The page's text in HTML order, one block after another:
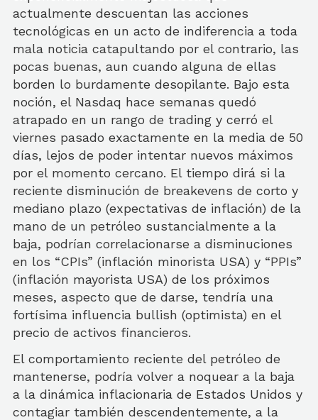
actualmente descuentan las acciones
tecnológicas en un acto de indiferencia a toda
mala noticia catapultando por el contrario, las
pocas buenas, aun cuando alguna de ellas
borden lo burdamente desopilante. Bajo esta
noción, el Nasdaq hace semanas quedó
atrapado en un rango de trading y cerró el
viernes pasado exactamente en la media de 50
días, lejos de poder intentar nuevos máximos
por el momento cercano. El tiempo dirá si la
reciente disminución de breakevens de corto y
mediano plazo (expectativas de inflación) de la
mano de un petróleo sustancialmente a la
baja, podrían correlacionarse a disminuciones
en los “CPIs” (inflación minorista USA) y “PPIs”
(inflación mayorista USA) de los próximos
meses, aspecto que de darse, tendría una
fortísima influencia bullish (optimista) en el
precio de activos financieros.
El comportamiento reciente del petróleo de
mantenerse, podría volver a noquear a la baja
a la dinámica inflacionaria de Estados Unidos y
contagiar también descendentemente, a la